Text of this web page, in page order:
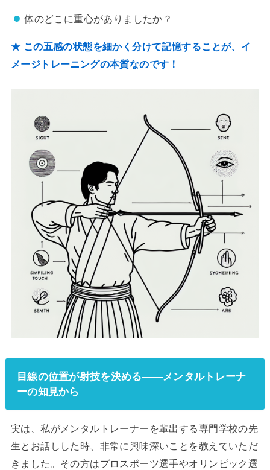
体のどこに重心がありましたか？
★ この五感の状態を細かく分けて記憶することが、イ
メージトレーニングの本質なのです！
目線の位置が射技を決める——メンタルトレーナ
ーの知見から
実は、私がメンタルトレーナーを輩出する専門学校の先
生とお話しした時、非常に興味深いことを教えていただ
きました。その方はプロスポーツ選手やオリンピック選